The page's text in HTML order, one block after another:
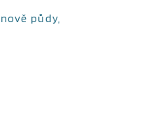
půdy,